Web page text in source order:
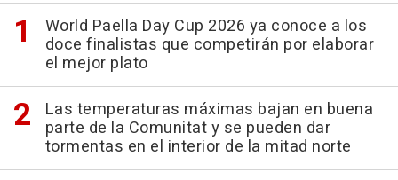
World Paella Day Cup 2026 ya conoce a los
doce finalistas que competirán por elaborar
el mejor plato
Las temperaturas máximas bajan en buena
parte de la Comunitat y se pueden dar
tormentas en el interior de la mitad norte